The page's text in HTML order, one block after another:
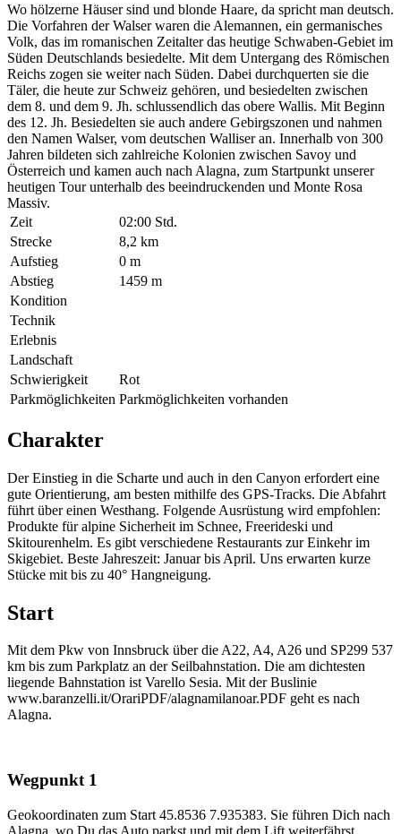
Wo hölzerne Häuser sind und blonde Haare, da spricht man deutsch.
Die Vorfahren der Walser waren die Alemannen, ein germanisches
Volk, das im romanischen Zeitalter das heutige Schwaben-Gebiet im
Süden Deutschlands besiedelte. Mit dem Untergang des Römischen
Reichs zogen sie weiter nach Süden. Dabei durchquerten sie die
Täler, die heute zur Schweiz gehören, und besiedelten zwischen
dem 8. und dem 9. Jh. schlussendlich das obere Wallis. Mit Beginn
des 12. Jh. Besiedelten sie auch andere Gebirgszonen und nahmen
den Namen Walser, vom deutschen Walliser an. Innerhalb von 300
Jahren bildeten sich zahlreiche Kolonien zwischen Savoy und
Österreich und kamen auch nach Alagna, zum Startpunkt unserer
heutigen Tour unterhalb des beeindruckenden und Monte Rosa
Massiv.
Zeit
02:00 Std.
Strecke
8,2 km
Aufstieg
0 m
Abstieg
1459 m
Kondition
Technik
Erlebnis
Landschaft
Schwierigkeit
Rot
Parkmöglichkeiten Parkmöglichkeiten vorhanden
Charakter
Der Einstieg in die Scharte und auch in den Canyon erfordert eine
gute Orientierung, am besten mithilfe des GPS-Tracks. Die Abfahrt
führt über einen Westhang. Folgende Ausrüstung wird empfohlen:
Produkte für alpine Sicherheit im Schnee, Freerideski und
Skitourenhelm. Es gibt verschiedene Restaurants zur Einkehr im
Skigebiet. Beste Jahreszeit: Januar bis April. Uns erwarten kurze
Stücke mit bis zu 40° Hangneigung.
Start
Mit dem Pkw von Innsbruck über die A22, A4, A26 und SP299 537
km bis zum Parkplatz an der Seilbahnstation. Die am dichtesten
liegende Bahnstation ist Varello Sesia. Mit der Buslinie
www.baranzelli.it/OrariPDF/alagnamilanoar.PDF geht es nach
Alagna.
Wegpunkt 1
Geokoordinaten zum Start 45.8536 7.935383. Sie führen Dich nach
Alagna, wo Du das Auto parkst und mit dem Lift weiterfährst.